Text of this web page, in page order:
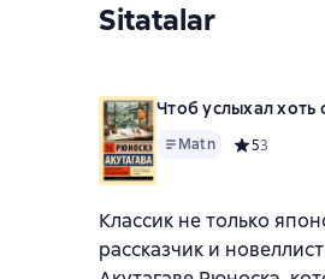
Sitatalar
Чтоб услыхал хоть
Matn Средний
53
Классик не только
рассказчик и